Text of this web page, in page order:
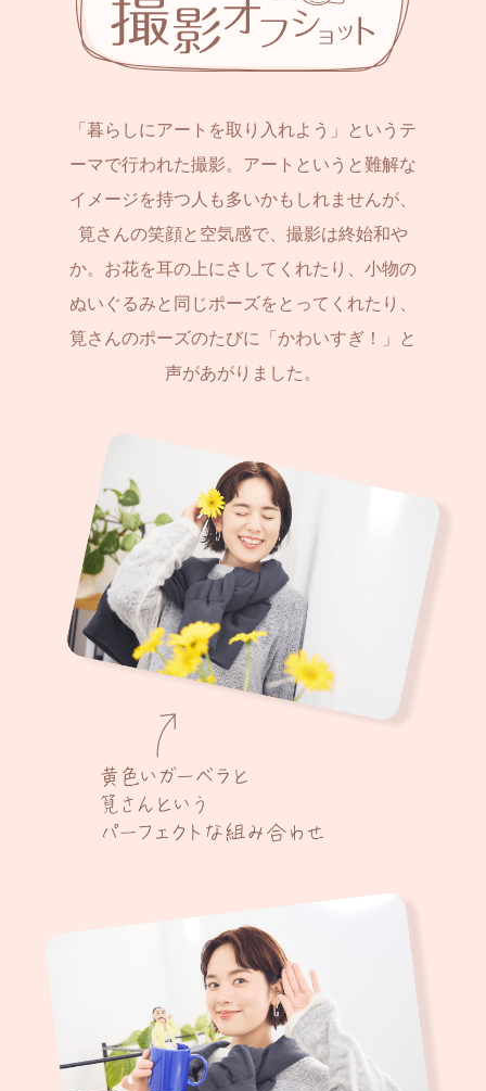
「暮らしにアートを取り入れよう」というテ
ーマで行われた撮影。アートというと難解な
イメージを持つ人も多いかもしれませんが、
筧さんの笑顔と空気感で、撮影は終始和や
か。お花を耳の上にさしてくれたり、小物の
ぬいぐるみと同じポーズをとってくれたり、
筧さんのポーズのたびに「かわいすぎ！」と
声があがりました。